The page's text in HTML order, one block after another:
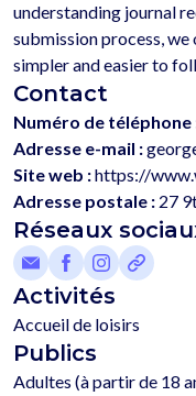
understanding journal
submission process,
Contact
Numéro de téléphone
Adresse e-mail :
Site web :https://
Adresse postale : 27
Réseaux
Activités
Accueil de loisirs
Publics
Adultes (à partir de 18